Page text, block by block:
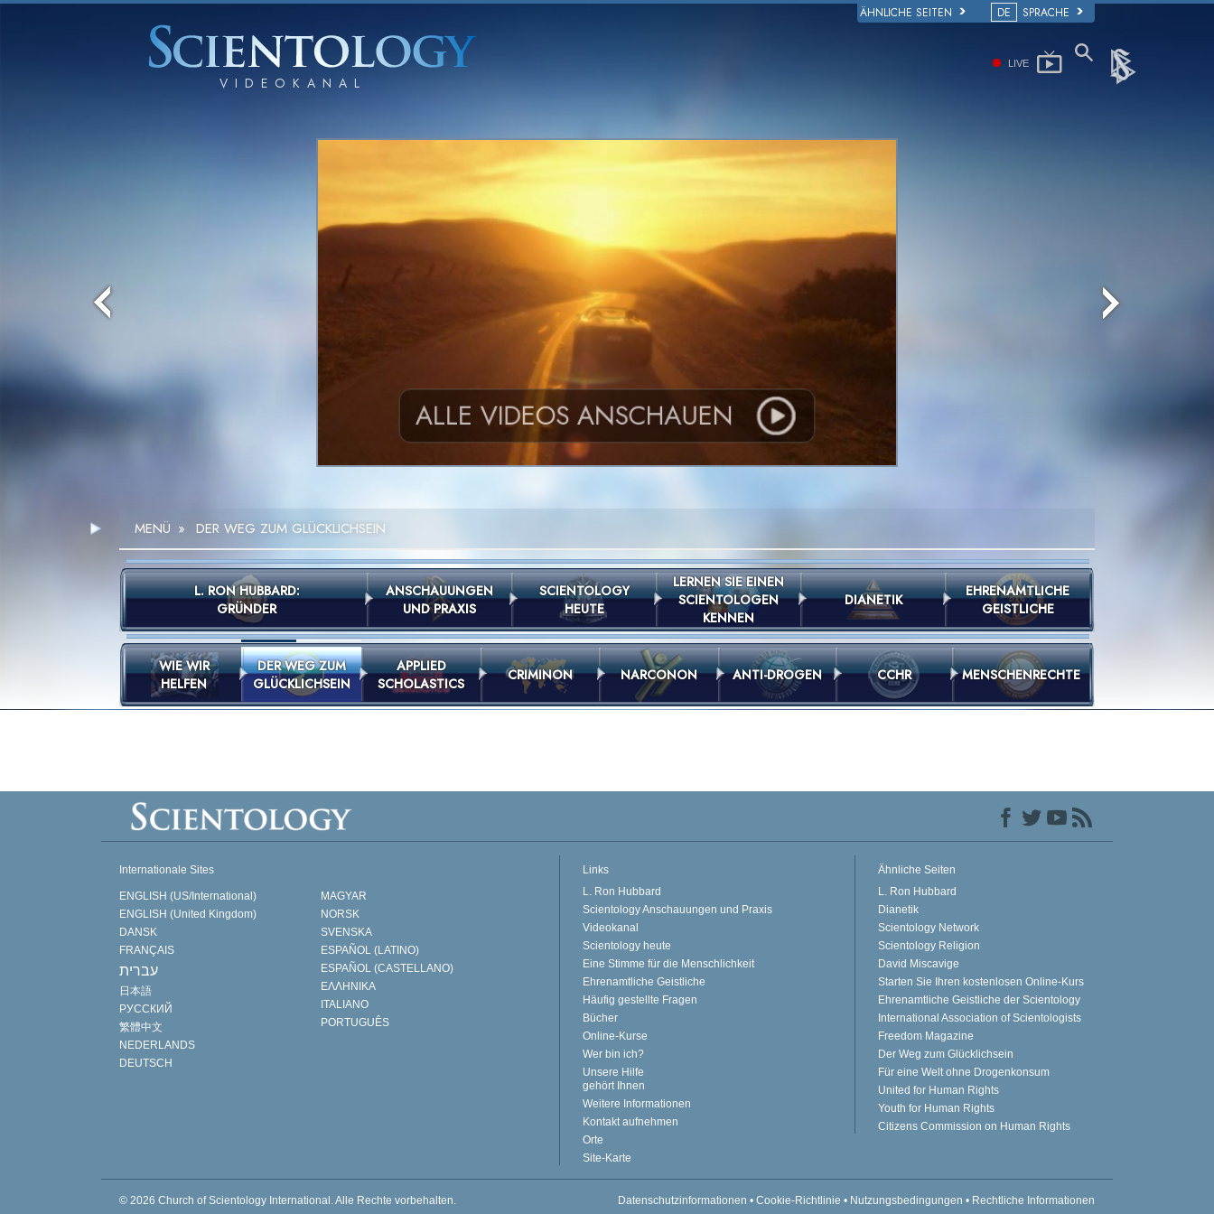
ÄHNLICHE SEITEN DE SPRACHE
LIVE
ALLE VIDEOS ANSCHAUEN
MENÜ » DER WEG ZUM GLÜCKLICHSEIN
L. RON HUBBARD:
GRÜNDER
ANSCHAUUNGEN
UND PRAXIS
SCIENTOLOGY
HEUTE
LERNEN SIE EINEN
SCIENTOLOGEN
KENNEN
DIANETIK
EHRENAMTLICHE
GEISTLICHE
WIE WIR
HELFEN
DER WEG ZUM
GLÜCKLICHSEIN
APPLIED
SCHOLASTICS
CRIMINON NARCONON ANTI-DROGEN CCHR MENSCHENRECHTE
Internationale Sites
ENGLISH (US/International)
ENGLISH (United Kingdom)
DANSK
FRANÇAIS
עברית
日本語
РУССКИЙ
繁體中文
NEDERLANDS
DEUTSCH
MAGYAR
NORSK
SVENSKA
ESPAÑOL (LATINO)
ESPAÑOL (CASTELLANO)
ΕΛΛΗΝΙΚA
ITALIANO
PORTUGUÊS
Links
L. Ron Hubbard
Scientology Anschauungen und Praxis
Videokanal
Scientology heute
Eine Stimme für die Menschlichkeit
Ehrenamtliche Geistliche
Häufig gestellte Fragen
Bücher
Online-Kurse
Wer bin ich?
Unsere Hilfe
gehört Ihnen
Weitere Informationen
Kontakt aufnehmen
Orte
Site-Karte
Ähnliche Seiten
L. Ron Hubbard
Dianetik
Scientology Network
Scientology Religion
David Miscavige
Starten Sie Ihren kostenlosen Online-Kurs
Ehrenamtliche Geistliche der Scientology
International Association of Scientologists
Freedom Magazine
Der Weg zum Glücklichsein
Für eine Welt ohne Drogenkonsum
United for Human Rights
Youth for Human Rights
Citizens Commission on Human Rights
© 2026 Church of Scientology International.Alle Rechte vorbehalten. Datenschutzinformationen • Cookie-Richtlinie • Nutzungsbedingungen • Rechtliche Informationen